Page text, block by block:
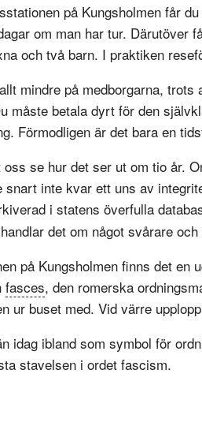
på Kungsholmen får
om man har tur. Därutöver
och två barn. I praktiken
mindre på medborgarna,
måste betala dyrt för den
Förmodligen är det bara en
oss se hur det ser ut om tio år.
snart inte kvar ett uns av
i statens överfulla
det om något svårare
på Kungsholmen finns det
fasces, den romerska
ur buset med. Vid värre
idag ibland som symbol för
stavelsen i ordet fascism.